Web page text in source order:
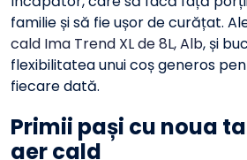
familie și să fie ușor de curățat.
cald Ima Trend XL de 8L, Alb, și
flexibilitatea unui coș generos
fiecare dată.
Primii pași cu noua
aer cald